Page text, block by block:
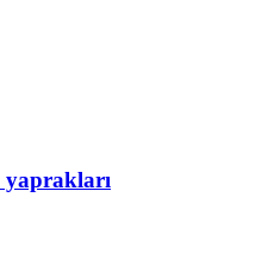
yaprakları